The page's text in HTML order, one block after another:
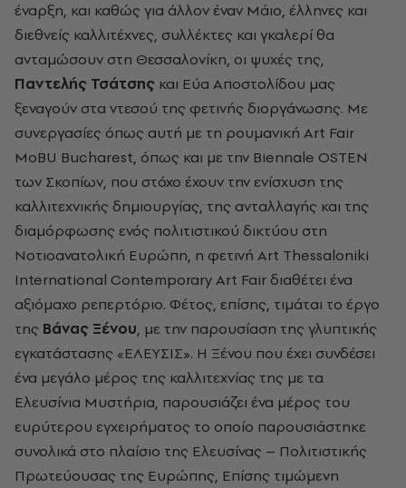
έναρξη, και καθώς για άλλον έναν Μάιο, έλληνες και
διεθνείς καλλιτέχνες, συλλέκτες και γκαλερί θα
ανταμώσουν στη Θεσσαλονίκη, οι ψυχές της,
Παντελής Τσάτσης και Εύα Αποστολίδου μας
ξεναγούν στα ντεσού της φετινής διοργάνωσης. Με
συνεργασίες όπως αυτή με τη ρουμανική Art Fair
MoBU Bucharest, όπως και με την Biennale OSTEN
των Σκοπίων, που στόχο έχουν την ενίσχυση της
καλλιτεχνικής δημιουργίας, της ανταλλαγής και της
διαμόρφωσης ενός πολιτιστικού δικτύου στη
Νοτιοανατολική Ευρώπη, η φετινή Art Thessaloniki
International Contemporary Art Fair διαθέτει ένα
αξιόμαχο ρεπερτόριο. Φέτος, επίσης, τιμάται το έργο
της Βάνας Ξένου, με την παρουσίαση της γλυπτικής
εγκατάστασης «ΕΛΕΥΣΙΣ». Η Ξένου που έχει συνδέσει
ένα μεγάλο μέρος της καλλιτεχνίας της με τα
Ελευσίνια Μυστήρια, παρουσιάζει ένα μέρος του
ευρύτερου εγχειρήματος το οποίο παρουσιάστηκε
συνολικά στο πλαίσιο της Ελευσίνας – Πολιτιστικής
Πρωτεύουσας της Ευρώπης, Επίσης τιμώμενη